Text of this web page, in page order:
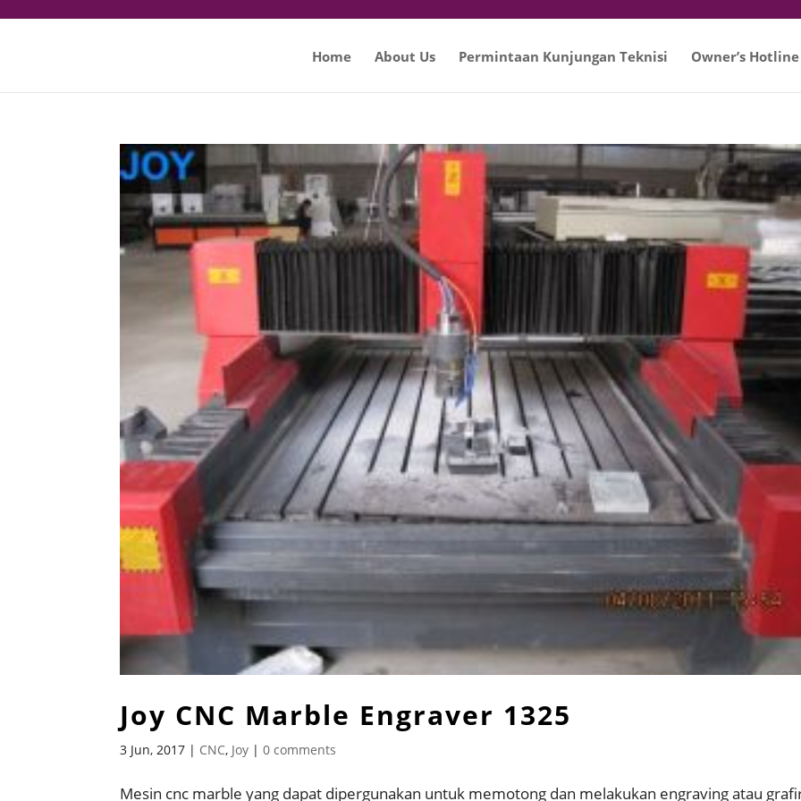
Home About Us Permintaan Kunjungan Teknisi Owner’s Hotline
Joy CNC Marble Engraver 1325
3 Jun, 2017 | CNC, Joy |0 comments
Mesin cnc marble yang dapat dipergunakan untuk memotong dan melakukan engraving atau